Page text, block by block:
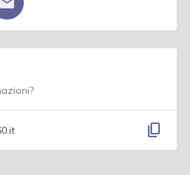
content_copy